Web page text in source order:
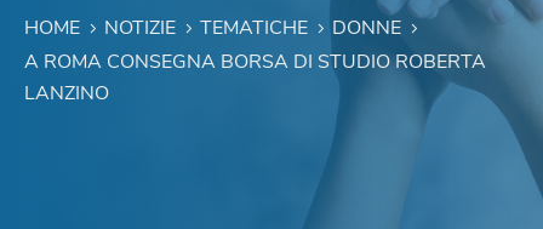
HOME NOTIZIE TEMATICHE
DONNE
A ROMA CONSEGNA BORSA DI STUDIO ROBERTA
LANZINO